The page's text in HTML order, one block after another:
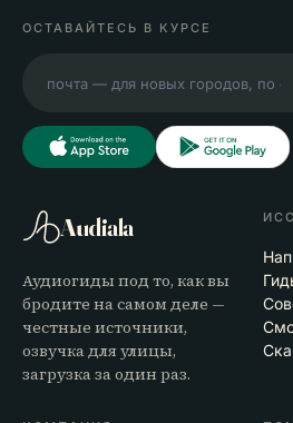
ОСТАВАЙТЕСЬ В КУРСЕ
Audiala
Аудиогиды под то, как вы
бродите на самом деле —
честные источники,
озвучка для улицы,
загрузка за один раз.